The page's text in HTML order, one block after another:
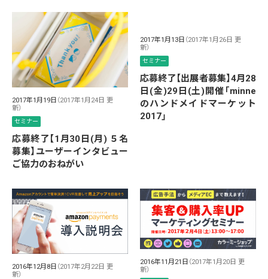
2017年1月19日 （2017年1月24日 更
新）
セミナー
応募終了【1月30日(月) ５名
募集】ユーザーインタビュー
ご協力のおねがい
2017年1月13日 （2017年1月26日 更
新）
セミナー
応募終了【出展者募集】4月28
日(金)29日(土)開催「minne
のハンドメイドマーケット
2017」
2016年12月8日 （2017年2月22日 更
新）
2016年11月21日 （2017年1月20日 更
新）